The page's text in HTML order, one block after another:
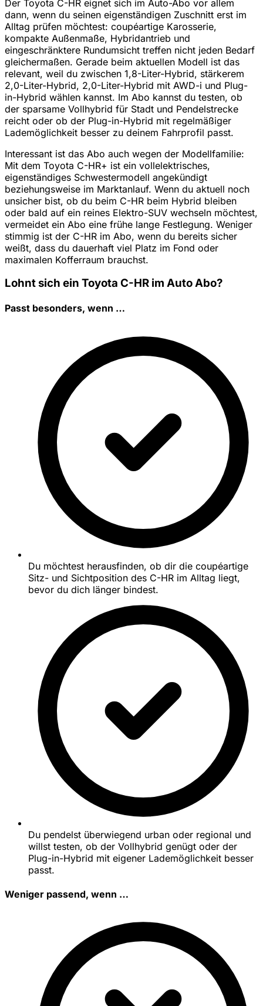
Der Toyota C-HR eignet sich im Auto-Abo vor allem
dann, wenn du seinen eigenständigen Zuschnitt erst im
Alltag prüfen möchtest: coupéartige Karosserie,
kompakte Außenmaße, Hybridantrieb und
eingeschränktere Rundumsicht treffen nicht jeden Bedarf
gleichermaßen. Gerade beim aktuellen Modell ist das
relevant, weil du zwischen 1,8-Liter-Hybrid, stärkerem
2,0-Liter-Hybrid, 2,0-Liter-Hybrid mit AWD-i und Plug-
in-Hybrid wählen kannst. Im Abo kannst du testen, ob
der sparsame Vollhybrid für Stadt und Pendelstrecke
reicht oder ob der Plug-in-Hybrid mit regelmäßiger
Lademöglichkeit besser zu deinem Fahrprofil passt.
Interessant ist das Abo auch wegen der Modellfamilie:
Mit dem Toyota C-HR+ ist ein vollelektrisches,
eigenständiges Schwestermodell angekündigt
beziehungsweise im Marktanlauf. Wenn du aktuell noch
unsicher bist, ob du beim C-HR beim Hybrid bleiben
oder bald auf ein reines Elektro-SUV wechseln möchtest,
vermeidet ein Abo eine frühe lange Festlegung. Weniger
stimmig ist der C-HR im Abo, wenn du bereits sicher
weißt, dass du dauerhaft viel Platz im Fond oder
maximalen Kofferraum brauchst.
Lohnt sich ein Toyota C-HR im Auto Abo?
Passt besonders, wenn …
Du möchtest herausfinden, ob dir die coupéartige
Sitz- und Sichtposition des C-HR im Alltag liegt,
bevor du dich länger bindest.
Du pendelst überwiegend urban oder regional und
willst testen, ob der Vollhybrid genügt oder der
Plug-in-Hybrid mit eigener Lademöglichkeit besser
passt.
Weniger passend, wenn …